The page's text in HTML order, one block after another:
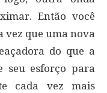
Então você
vez que uma nova
do que a
seu esforço para
cada vez mais